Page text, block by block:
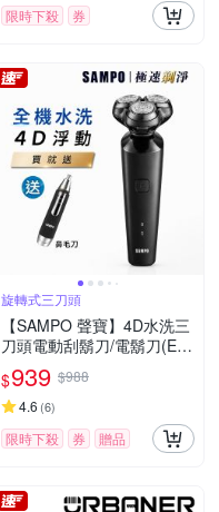
限時下殺 券
旋轉式三刀頭
【SAMPO 聲寶】4D水洗三
刀頭電動刮鬍刀/電鬍刀(EA-
Z2132WL)
$939 $988
4.6 (6)
限時下殺 券 贈品